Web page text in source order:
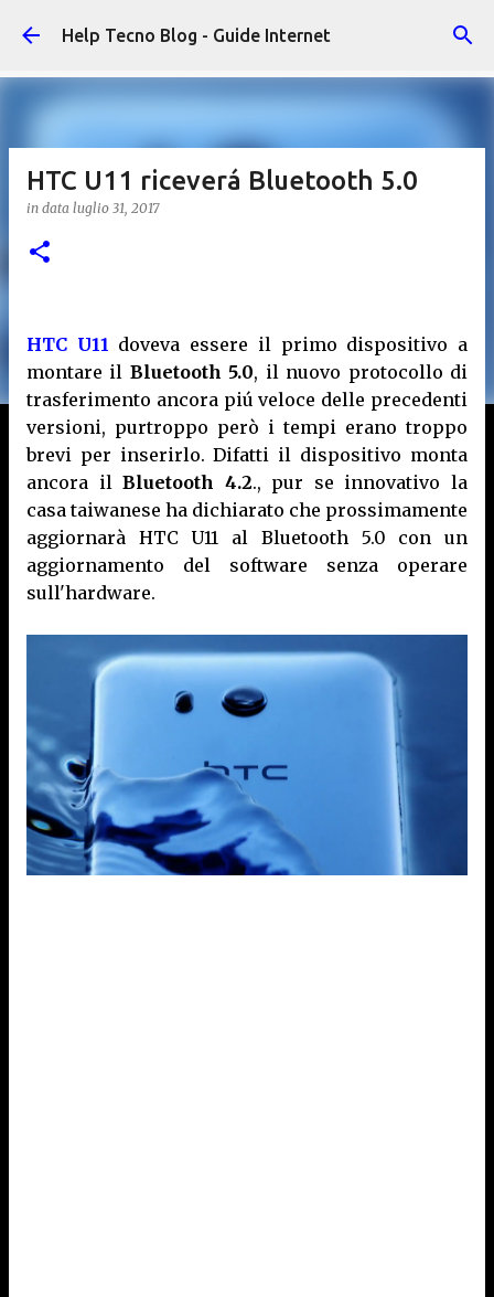
Passa ai contenuti principali
Help Tecno Blog - Guide Internet
HTC U11 riceverá Bluetooth 5.0
in data luglio 31, 2017
HTC U11 doveva essere il primo dispositivo a
montare il Bluetooth 5.0, il nuovo protocollo di
trasferimento ancora piú veloce delle precedenti
versioni, purtroppo però i tempi erano troppo
brevi per inserirlo. Difatti il dispositivo monta
ancora ilBluetooth 4.2., pur se innovativo la
casa taiwanese ha dichiarato che prossimamente
aggiornarà HTC U11 al Bluetooth 5.0 con un
aggiornamento del software senza operare
sull'hardware.